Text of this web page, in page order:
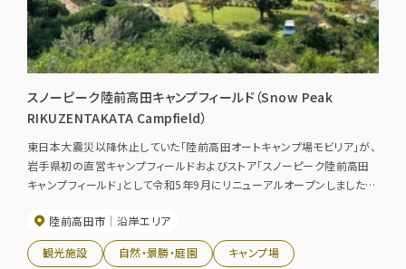
スノーピーク陸前高田キャンプフィールド（Snow Peak
RIKUZENTAKATA Campfield）
東日本大震災以降休止していた「陸前高田オートキャンプ場モビリア」が、
岩手県初の直営キャンプフィールドおよびストア「スノーピーク陸前高田
キャンプフィールド」として令和5年9月にリニューアルオープンしました。
陸前高田市
沿岸エリア
観光施設 自然・景勝・庭園 キャンプ場